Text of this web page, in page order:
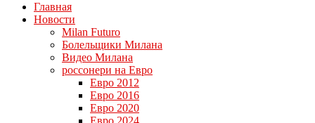
Главная
Новости
Milan Futuro
Болельщики Милана
Видео Милана
россонери на Евро
Евро 2012
Евро 2016
Евро 2020
Евро 2024